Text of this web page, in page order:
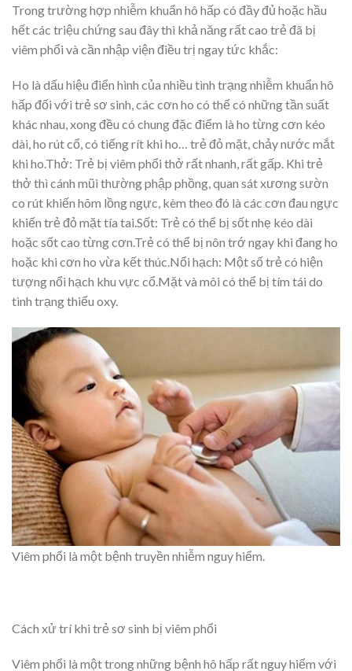
Trong trường hợp nhiễm khuẩn hô hấp có đầy đủ hoặc hầu
hết các triệu chứng sau đây thì khả năng rất cao trẻ đã bị
viêm phổi và cần nhập viện điều trị ngay tức khắc:
Ho là dấu hiệu điển hình của nhiều tình trạng nhiễm khuẩn hô
hấp đối với trẻ sơ sinh, các cơn ho có thể có những tần suất
khác nhau, xong đều có chung đặc điểm là ho từng cơn kéo
dài, ho rút cổ, có tiếng rít khi ho… trẻ đỏ mặt, chảy nước mắt
khi ho.Thở: Trẻ bị viêm phổi thở rất nhanh, rất gấp. Khi trẻ
thở thì cánh mũi thường phập phồng, quan sát xương sườn
co rút khiến hõm lồng ngực, kèm theo đó là các cơn đau ngực
khiến trẻ đỏ mặt tía tai.Sốt: Trẻ có thể bị sốt nhẹ kéo dài
hoặc sốt cao từng cơn.Trẻ có thể bị nôn trớ ngay khi đang ho
hoặc khi cơn ho vừa kết thúc.Nổi hạch: Một số trẻ có hiện
tượng nổi hạch khu vực cổ.Mặt và môi có thể bị tím tái do
tình trạng thiếu oxy.
Viêm phổi là một bệnh truyền nhiễm nguy hiểm.
Cách xử trí khi trẻ sơ sinh bị viêm phổi
Viêm phổi là một trong những bệnh hô hấp rất nguy hiểm với